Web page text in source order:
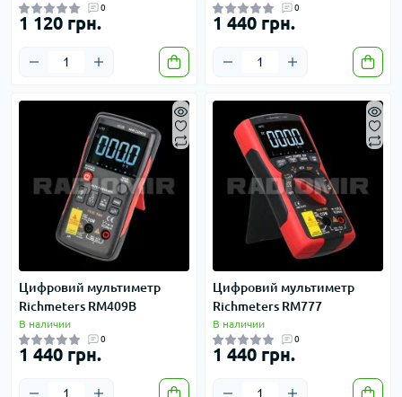
0
1 120 грн.
0
1 440 грн.
Цифровий мультиметр
Richmeters RM409B
В наличии
0
1 440 грн.
Цифровий мультиметр
Richmeters RM777
В наличии
0
1 440 грн.